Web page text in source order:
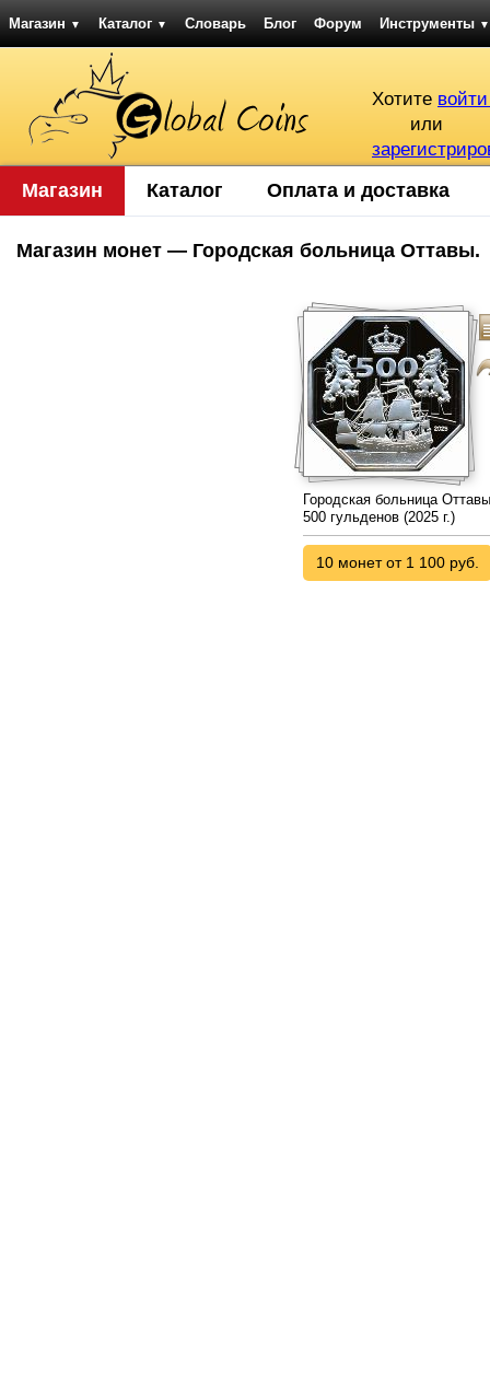
Магазин ▼ Каталог ▼ Словарь Блог Форум Инструменты ▼
Хотите
или
Магазин Каталог Оплата и доставка
Магазин монет — Городская больница Оттавы.
Городская больница
500 гульденов (2025 г.)
10 монет от 1 100 руб.